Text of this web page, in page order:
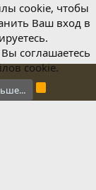
R
cookie, чтобы
Ваш вход в
соглашаетесь
cookie.